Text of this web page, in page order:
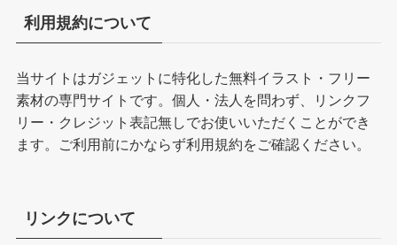
利用規約について
当サイトはガジェットに特化した無料イラスト・フリー
素材の専門サイトです。個人・法人を問わず、リンクフ
リー・クレジット表記無しでお使いいただくことができ
ます。ご利用前にかならず利用規約をご確認ください。
リンクについて